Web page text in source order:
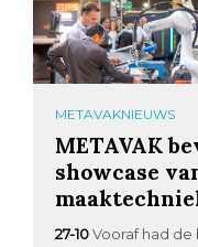
METAVAKNIEUWS
METAVAK
showcase
27-10 Vooraf had